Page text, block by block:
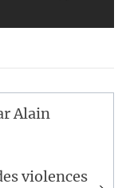
Alain
violences